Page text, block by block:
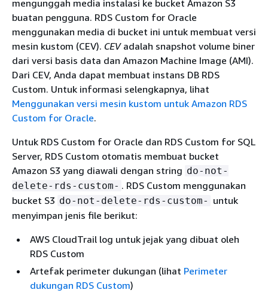
mengunggah media instalasi ke bucket Amazon S3
buatan pengguna. RDS Custom for Oracle
menggunakan media di bucket ini untuk membuat versi
mesin kustom (CEV). CEVadalah snapshot volume biner
dari versi basis data dan Amazon Machine Image (AMI).
Dari CEV, Anda dapat membuat instans DB RDS
Custom. Untuk informasi selengkapnya, lihat
Menggunakan versi mesin kustom untuk Amazon RDS
Custom for Oracle.
Untuk RDS Custom for Oracle dan RDS Custom for SQL
Server, RDS Custom otomatis membuat bucket
Amazon S3 yang diawali dengan string do-not-
delete-rds-custom- . RDS Custom menggunakan
bucket S3 do-not-delete-rds-custom- untuk
menyimpan jenis file berikut:
AWS CloudTrail log untuk jejak yang dibuat oleh
RDS Custom
Artefak perimeter dukungan (lihat Perimeter
dukungan RDS Custom)